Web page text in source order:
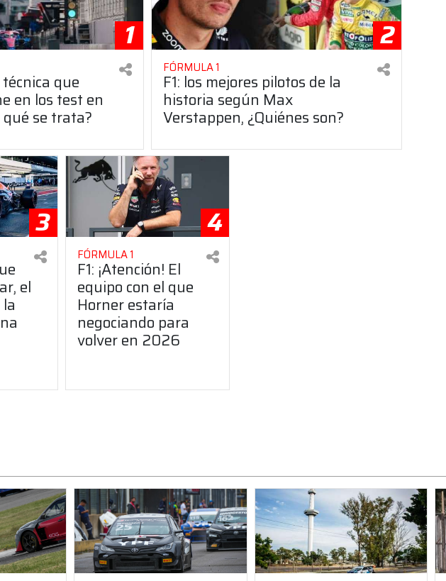
1
que
en los test en
qué se trata?
2
FÓRMULA 1
F1: los mejores pilotos de la
historia según Max
Verstappen, ¿Quiénes son?
3
el
4
FÓRMULA 1
F1: ¡Atención! El
equipo con el que
Horner estaría
negociando para
volver en 2026